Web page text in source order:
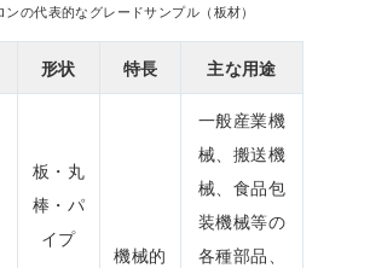
ンの代表的なグレードサンプル（板材）
形状 特長 主な用途
板・丸
棒・パ
イプ
機械的
一般産業機
械、搬送機
械、食品包
装機械等の
各種部品、